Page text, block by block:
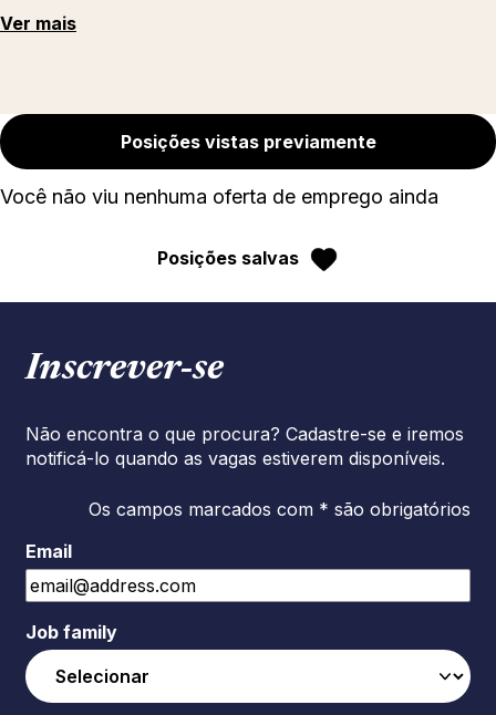
Ver mais
Posições vistas previamente
Você não viu nenhuma oferta de emprego ainda
Posições salvas
Inscrever‑se
Não encontra o que procura? Cadastre-se e iremos
notificá-lo quando as vagas estiverem disponíveis.
Os campos marcados com * são obrigatórios
Email
Job family